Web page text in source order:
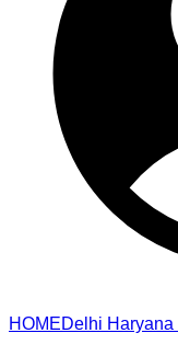
HOMEDelhi Haryana